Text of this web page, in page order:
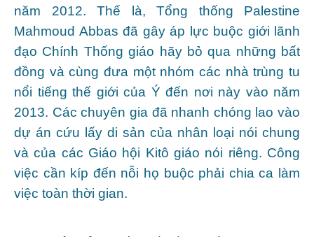
năm 2012. Thế là, Tổng thống Palestine
Mahmoud Abbas đã gây áp lực buộc giới lãnh
đạo Chính Thống giáo hãy bỏ qua những bất
đồng và cùng đưa một nhóm các nhà trùng tu
nổi tiếng thế giới của Ý đến nơi này vào năm
2013. Các chuyên gia đã nhanh chóng lao vào
dự án cứu lấy di sản của nhân loại nói chung
và của các Giáo hội Kitô giáo nói riêng. Công
việc cần kíp đến nỗi họ buộc phải chia ca làm
việc toàn thời gian.